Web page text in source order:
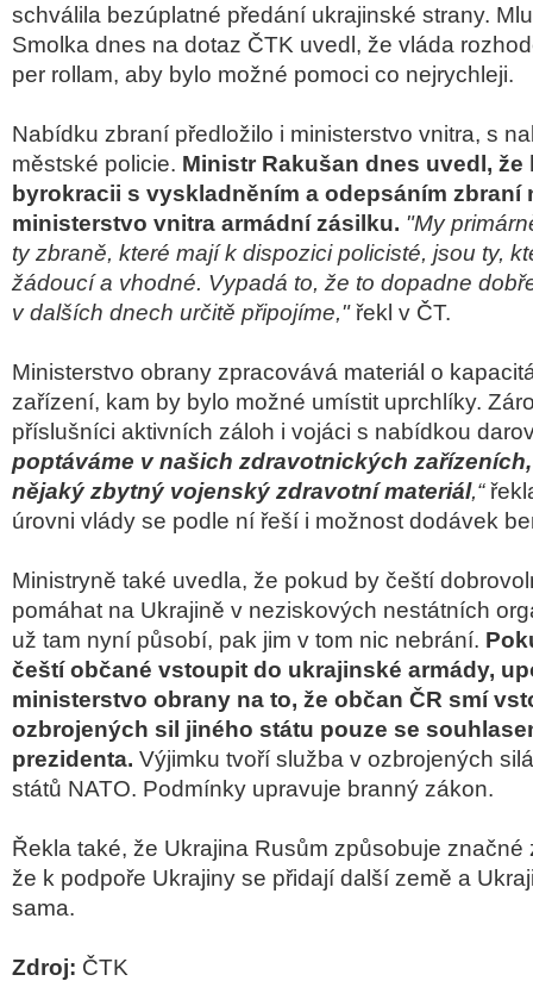
schválila bezúplatné předání ukrajinské strany.
Smolka dnes na dotaz ČTK uvedl, že vláda
per rollam, aby bylo možné pomoci co nejrychleji.
Nabídku zbraní předložilo i ministerstvo vnitra, s
městské policie. Ministr Rakušan dnes uvedl,
byrokracii s vyskladněním a odepsáním zbraní
ministerstvo vnitra armádní zásilku. "My
ty zbraně, které mají k dispozici policisté, jsou ty,
žádoucí a vhodné. Vypadá to, že to dopadne
v dalších dnech určitě připojíme,"řekl v ČT.
Ministerstvo obrany zpracovává materiál o
zařízení, kam by bylo možné umístit uprchlíky.
příslušníci aktivních záloh i vojáci s nabídkou
poptáváme v našich zdravotnických
nějaký zbytný vojenský zdravotní materiál,“
úrovni vlády se podle ní řeší i možnost dodávek
Ministryně také uvedla, že pokud by čeští
pomáhat na Ukrajině v neziskových nestátních
už tam nyní působí, pak jim v tom nic nebrání.
čeští občané vstoupit do ukrajinské armády,
ministerstvo obrany na to, že občan ČR smí
ozbrojených sil jiného státu pouze se
prezidenta. Výjimku tvoří služba v ozbrojených
států NATO. Podmínky upravuje branný zákon.
Řekla také, že Ukrajina Rusům způsobuje značné
že k podpoře Ukrajiny se přidají další země a
sama.
Zdroj: ČTK